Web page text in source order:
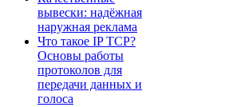
вывески: надёжная
наружная реклама
Что такое IP TCP?
Основы работы
протоколов для
передачи данных и
голоса